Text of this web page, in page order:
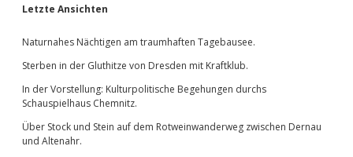
Sidebar
Letzte Ansichten
Naturnahes Nächtigen am traumhaften Tagebausee.
Sterben in der Gluthitze von Dresden mit Kraftklub.
In der Vorstellung: Kulturpolitische Begehungen durchs
Schauspielhaus Chemnitz.
Über Stock und Stein auf dem Rotweinwanderweg zwischen Dernau
und Altenahr.